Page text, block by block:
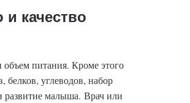
качество
объем питания. Кроме этого
белков, углеводов, набор
развитие малыша. Врач или